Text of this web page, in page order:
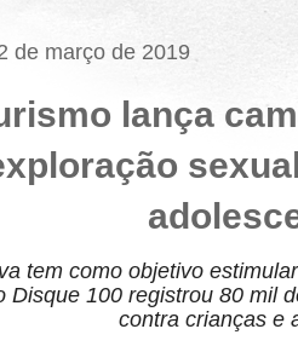
de março de 2019
lança
tem como objetivo
Disque 100 registrou 80 mil
contra crianças e